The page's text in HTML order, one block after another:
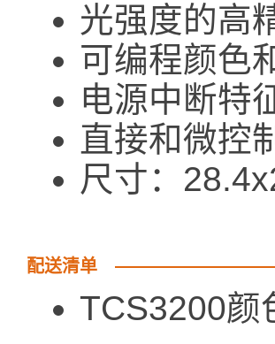
光强度的高
可编程颜色
电源中断特
直接和微控
尺寸：
配送清单
TCS3200